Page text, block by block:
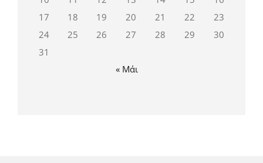
17
18 19 20 21 22
23
24
25 26 27 28 29
30
31
« Μάι